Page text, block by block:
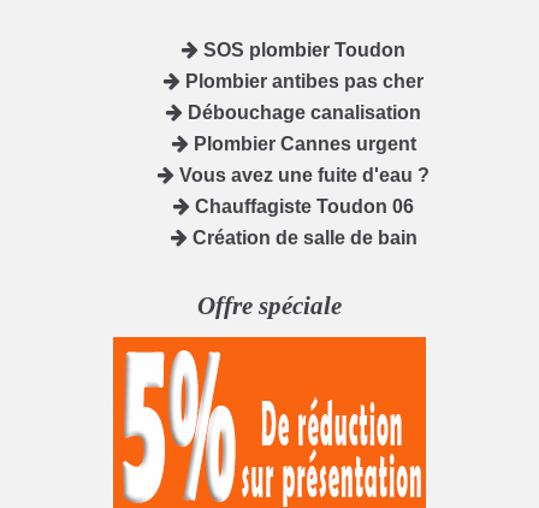
SOS plombier Toudon
Plombier antibes pas cher
Débouchage canalisation
Plombier Cannes urgent
Vous avez une fuite d'eau ?
Chauffagiste Toudon 06
Création de salle de bain
Offre spéciale